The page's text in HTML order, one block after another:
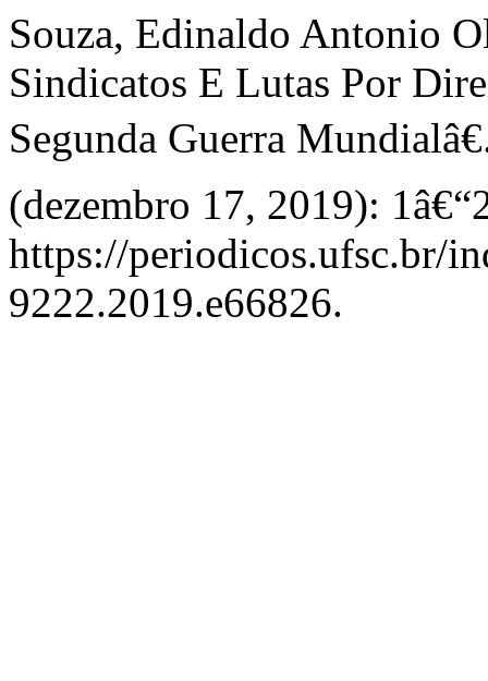
Souza, Edinaldo Antonio
Sindicatos E Lutas Por
Segunda Guerra
(dezembro 17, 2019):
https://periodicos.ufsc.br/
9222.2019.e66826.